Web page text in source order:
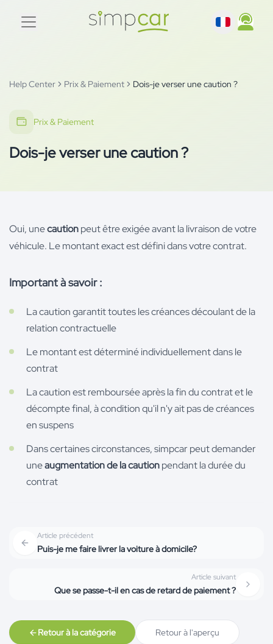
Help Center Prix & Paiement Dois-je verser une caution ?
Prix & Paiement
Dois-je verser une caution ?
Oui, unecautionpeut être exigée avant la livraison de votre
véhicule. Le montant exact est défini dans votre contrat.
Important à savoir :
La caution garantit toutes les créances découlant de la
relation contractuelle
Le montant est déterminé individuellement dans le
contrat
La caution est remboursée après la fin du contrat et le
décompte final, à condition qu'il n'y ait pas de créances
en suspens
Dans certaines circonstances, simpcar peut demander
uneaugmentation de la cautionpendant la durée du
contrat
Article précédent
Puis-je me faire livrer la voiture à domicile?
Article suivant
Que se passe-t-il en cas de retard de paiement ?
Retour à la catégorie Retour à l'aperçu